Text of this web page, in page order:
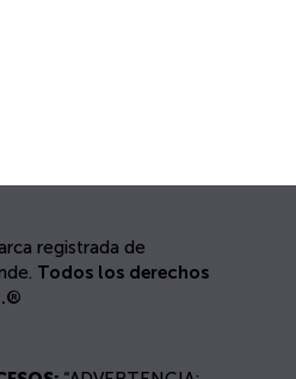
registrada de
Todos los derechos